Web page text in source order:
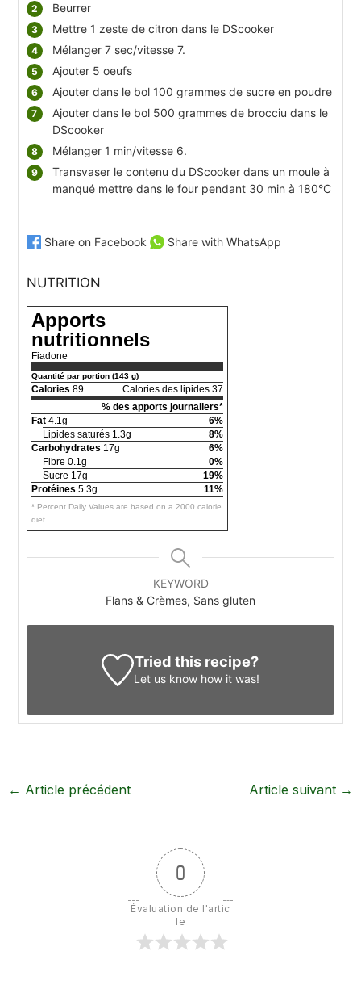
Beurrer
Mettre 1 zeste de citron dans le DScooker
Mélanger 7 sec/vitesse 7.
Ajouter 5 oeufs
Ajouter dans le bol 100 grammes de sucre en poudre
Ajouter dans le bol 500 grammes de brocciu dans le
DScooker
Mélanger 1 min/vitesse 6.
Transvaser le contenu du DScooker dans un moule à
manqué mettre dans le four pendant 30 min à 180°C
Share on Facebook Share with WhatsApp
NUTRITION
Apports
nutritionnels
Fiadone
Quantité par portion (143 g)
Calories 89
Calories des lipides 37
% des apports journaliers*
Fat4.1g
6%
Lipides saturés 1.3g
8%
Carbohydrates 17g
6%
Fibre 0.1g
0%
Sucre 17g
19%
Protéines 5.3g 11%
* Percent Daily Values are based on a 2000 calorie
diet.
KEYWORD
Flans & Crèmes, Sans gluten
Tried this recipe?
Let us know how it was!
← Article précédent Article suivant →
0
Évaluation de l'artic
le